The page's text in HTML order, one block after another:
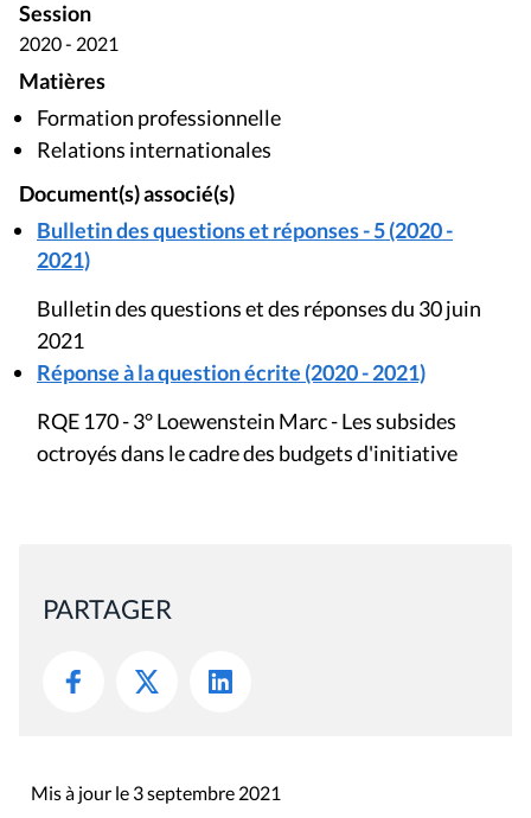
Session
2020 - 2021
Matières
Formation professionnelle
Relations internationales
Document(s) associé(s)
Bulletin des questions et réponses - 5 (2020 -
2021)
Bulletin des questions et des réponses du 30 juin
2021
Réponse à la question écrite (2020 - 2021)
RQE 170 - 3° Loewenstein Marc - Les subsides
octroyés dans le cadre des budgets d'initiative
PARTAGER
Mis à jour le 3 septembre 2021